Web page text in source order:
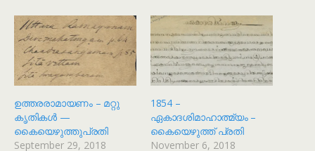
ഉത്തരരാമായണം – മറ്റു
കൃതികൾ —
കൈയെഴുത്തുപ്രതി
September 29, 2018
1854 –
ഏകാദശിമാഹാത്മ്യം –
കൈയെഴുത്ത് പ്രതി
November 6, 2018